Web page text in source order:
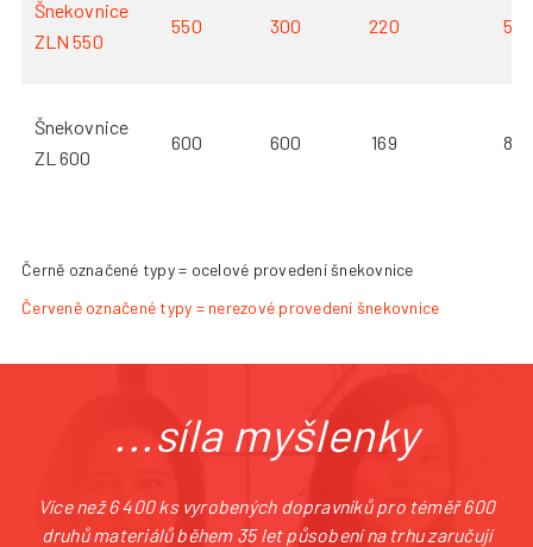
Šnekovnice
ZLN 550
550 300 220 5
Šnekovnice
ZL 600
600 600 169 8
Černě označené typy = ocelové provedení šnekovnice
Červeně označené typy = nerezové provedení šnekovnice
Více než 6 400 ks vyrobených dopravníků pro téměř 600
druhů materiálů během 35 let působení na trhu zaručují
...síla myšlenky